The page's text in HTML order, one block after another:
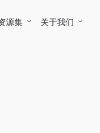
源集 关于我们